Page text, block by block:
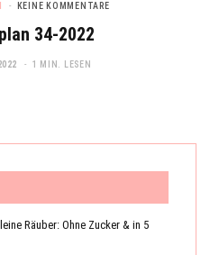
KEINE KOMMENTARE
34-2022
1 MIN. LESEN
Räuber: Ohne Zucker & in 5